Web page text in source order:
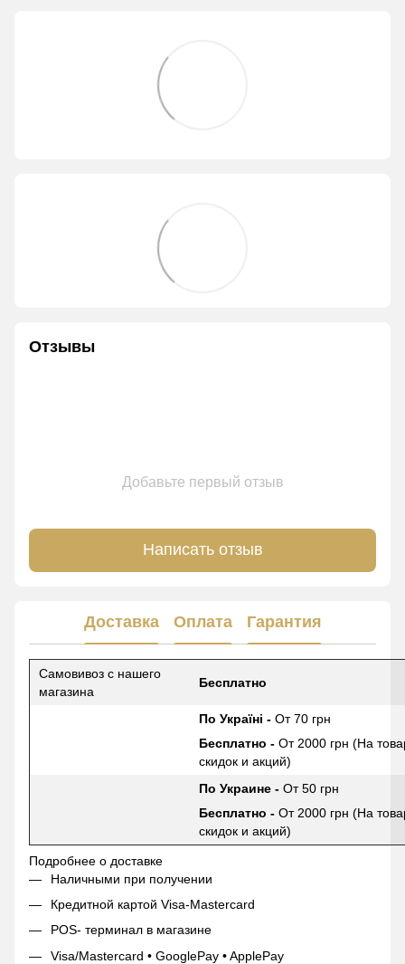
Отзывы
Добавьте первый отзыв
Написать отзыв
Доставка Оплата Гарантия
Самовивоз с нашего
магазина
Бесплатно
По Україні - От 70 грн
Бесплатно - От 2000 грн (На
скидок и акций)
По Украине - От 50 грн
Бесплатно - От 2000 грн (На
скидок и акций)
Подробнее о доставке
Наличными при получении
Кредитной картой Visa-Mastercard
POS- терминал в магазине
Visa/Mastercard • GooglePay • ApplePay